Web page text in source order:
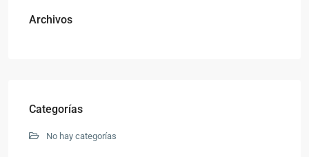
Archivos
Categorías
No hay categorías